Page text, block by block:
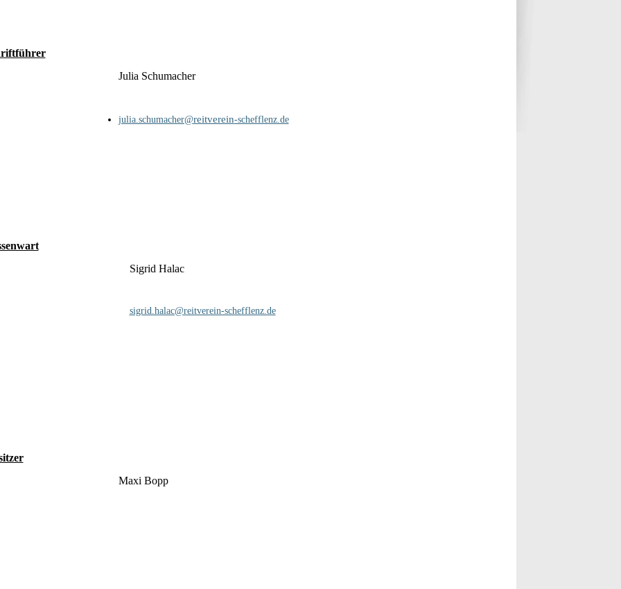
Julia Schumacher
julia.schumacher@reitverein-schefflenz.de
Sigrid Halac
sigrid.halac@reitverein-schefflenz.de
Maxi Bopp